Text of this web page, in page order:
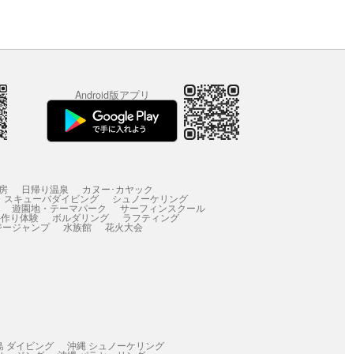
Android版アプリ
日帰り温泉 カヌー･カヤック
スキューバダイビング シュノーケリング
遊園地・テーマパーク サーフィンスクール
り体験 ボルダリング ラフティング
ジャンプ 水族館 花火大会
ダイビング 沖縄 シュノーケリング